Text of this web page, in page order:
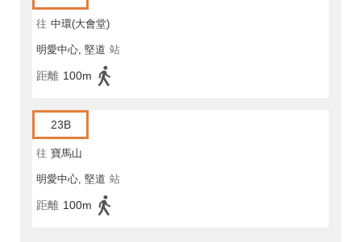
往 中環(大會堂)
明愛中心, 堅道 站
距離 100m
23B
往 寶馬山
明愛中心, 堅道 站
距離 100m